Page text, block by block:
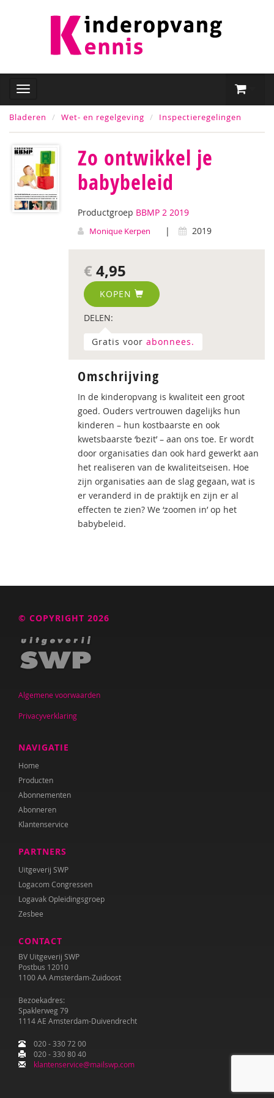
Bladeren Wet- en regelgeving Inspectieregelingen
Zo ontwikkel je
babybeleid
Productgroep BBMP 2 2019
Monique Kerpen | 2019
€ 4,95
KOPEN
DELEN:
Gratis voor abonnees.
Omschrijving
In de kinderopvang is kwaliteit een groot
goed. Ouders vertrouwen dagelijks hun
kinderen – hun kostbaarste en ook
kwetsbaarste ‘bezit’ – aan ons toe. Er wordt
door organisaties dan ook hard gewerkt aan
het realiseren van de kwaliteitseisen. Hoe
zijn organisaties aan de slag gegaan, wat is
er veranderd in de praktijk en zijn er al
effecten te zien? We ‘zoomen in’ op het
babybeleid.
© COPYRIGHT 2026
Algemene voorwaarden
Privacyverklaring
NAVIGATIE
Home
Producten
Abonnementen
Abonneren
Klantenservice
PARTNERS
Uitgeverij SWP
Logacom Congressen
Logavak Opleidingsgroep
Zesbee
CONTACT
BV Uitgeverij SWP
Postbus 12010
1100 AA Amsterdam-Zuidoost
Bezoekadres:
Spaklerweg 79
1114 AE Amsterdam-Duivendrecht
020 - 330 72 00
020 - 330 80 40
klantenservice@mailswp.com